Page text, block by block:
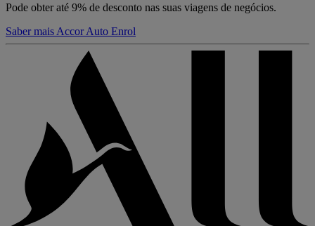
Pode obter até 9% de desconto nas suas viagens de negócios.
Saber mais Accor Auto Enrol